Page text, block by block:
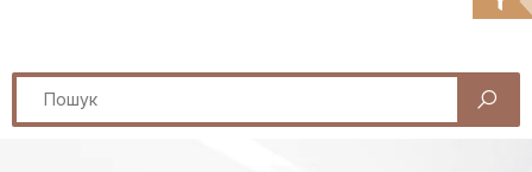
Search